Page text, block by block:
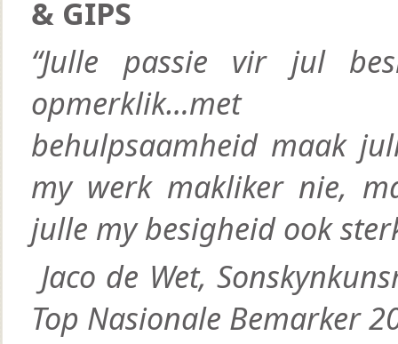
& GIPS
“Julle passie vir jul
behulpsaamheid maak
my werk makliker nie,
julle my besigheid ook
Jaco de Wet,
Top Nasionale Bemarker